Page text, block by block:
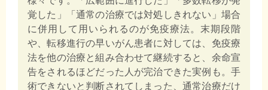
覚した」「通常の治療では対処しきれない」場合
に併用して用いられるのが免疫療法。末期段階
や、転移進行の早いがん患者に対しては、免疫療
法を他の治療と組み合わせて継続すると、余命宣
告をされるほどだった人が完治できた実例も。手
術できないと判断されてしまった、通常治療だけ